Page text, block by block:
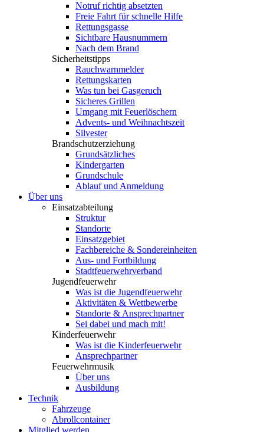
Notruf richtig absetzten
Freie Fahrt für schnelle Hilfe
Rettungsgasse
Sichtbare Hausnummern
Nach dem Brand
Sicherheitstipps
Rauchwarnmelder
Rettungskarten
Was tun bei Gasgeruch
Sicheres Grillen
Umgang mit Feuerlöschern
Advents- und Weihnachtszeit
Silvester
Brandschutzerziehung
Grundsätzliches
Kindergarten
Grundschule
Ablauf und Anmeldung
Über uns
Einsatzabteilung
Struktur
Standorte
Einsatzgebiet
Fachbereiche & Sondereinheiten
Aus- und Fortbildung
Stadtfeuerwehrverband
Jugendfeuerwehr
Was ist die Jugendfeuerwehr
Aktivitäten & Wettbewerbe
Standorte & Ansprechpartner
Sei dabei und mach mit!
Kinderfeuerwehr
Was ist die Kinderfeuerwehr
Ansprechpartner
Feuerwehrmusik
Über uns
Ausbildung
Technik
Fahrzeuge
Abrollcontainer
Mitglied werden